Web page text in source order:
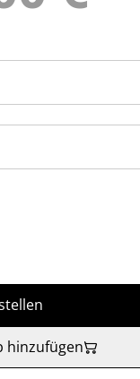
hinzufügen